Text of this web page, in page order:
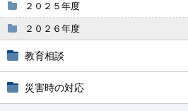
２０２５年度
２０２６年度
教育相談
災害時の対応